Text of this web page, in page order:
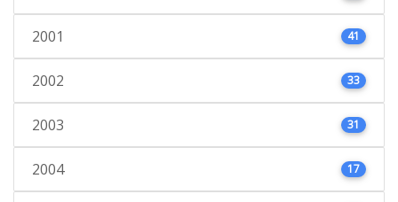
2001 41
2002 33
2003 31
2004 17